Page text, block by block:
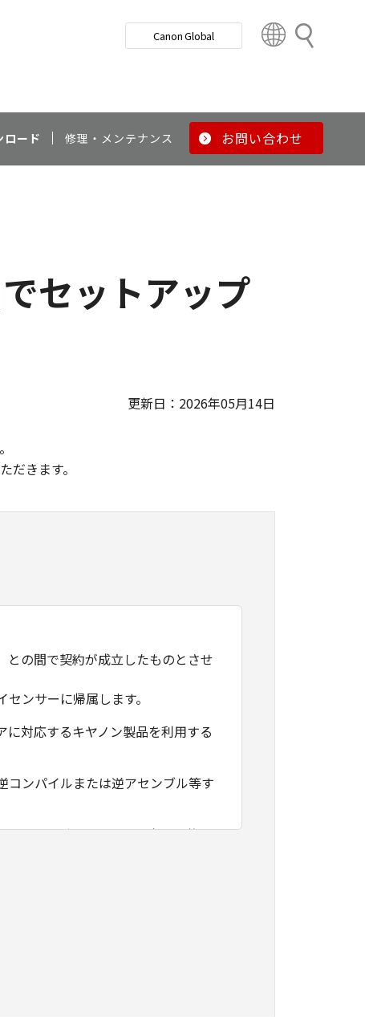
検
Canon Global
t
y
ロード 修理・メンテナンス お問い合わせ
セットアップ
更新日：2026年05月14日
きます。
との間で契約が成立したものとさせ
ンサーに帰属します。
対応するキヤノン製品を利用する
コンパイルまたは逆アセンブル等す
ウェアがユーザーの特定の目的の
ません。